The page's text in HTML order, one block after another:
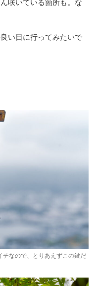
咲いている箇所も。な
い日に行ってみたいで
チなので、とりあえずこの鍵だ